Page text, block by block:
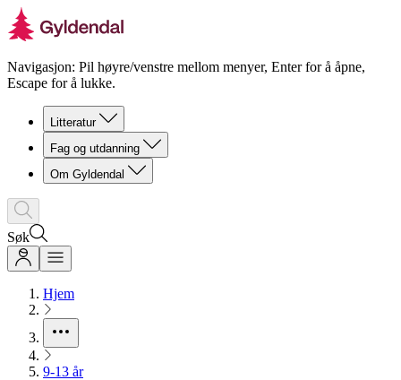
Navigasjon: Pil høyre/venstre mellom menyer, Enter for å åpne,
Escape for å lukke.
Litteratur
Fag og utdanning
Om Gyldendal
Søk
Hjem
9-13 år